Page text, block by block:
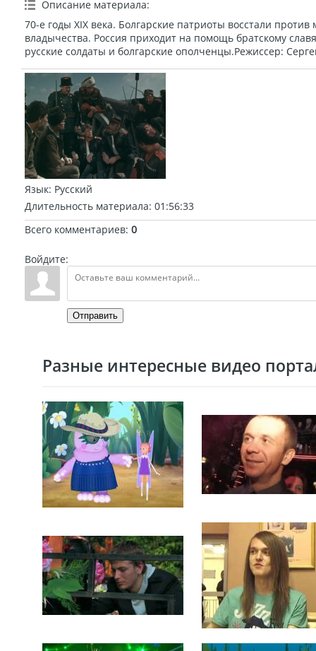
Описание материала:
70-е годы XIX века. Болгарские патриоты восстали против
владычества. Россия приходит на помощь братскому
русские солдаты и болгарские ополченцы.Режиссер:
Язык: Русский
Длительность материала: 01:56:33
Всего комментариев: 0
Войдите:
Отправить
Разные интересные видео